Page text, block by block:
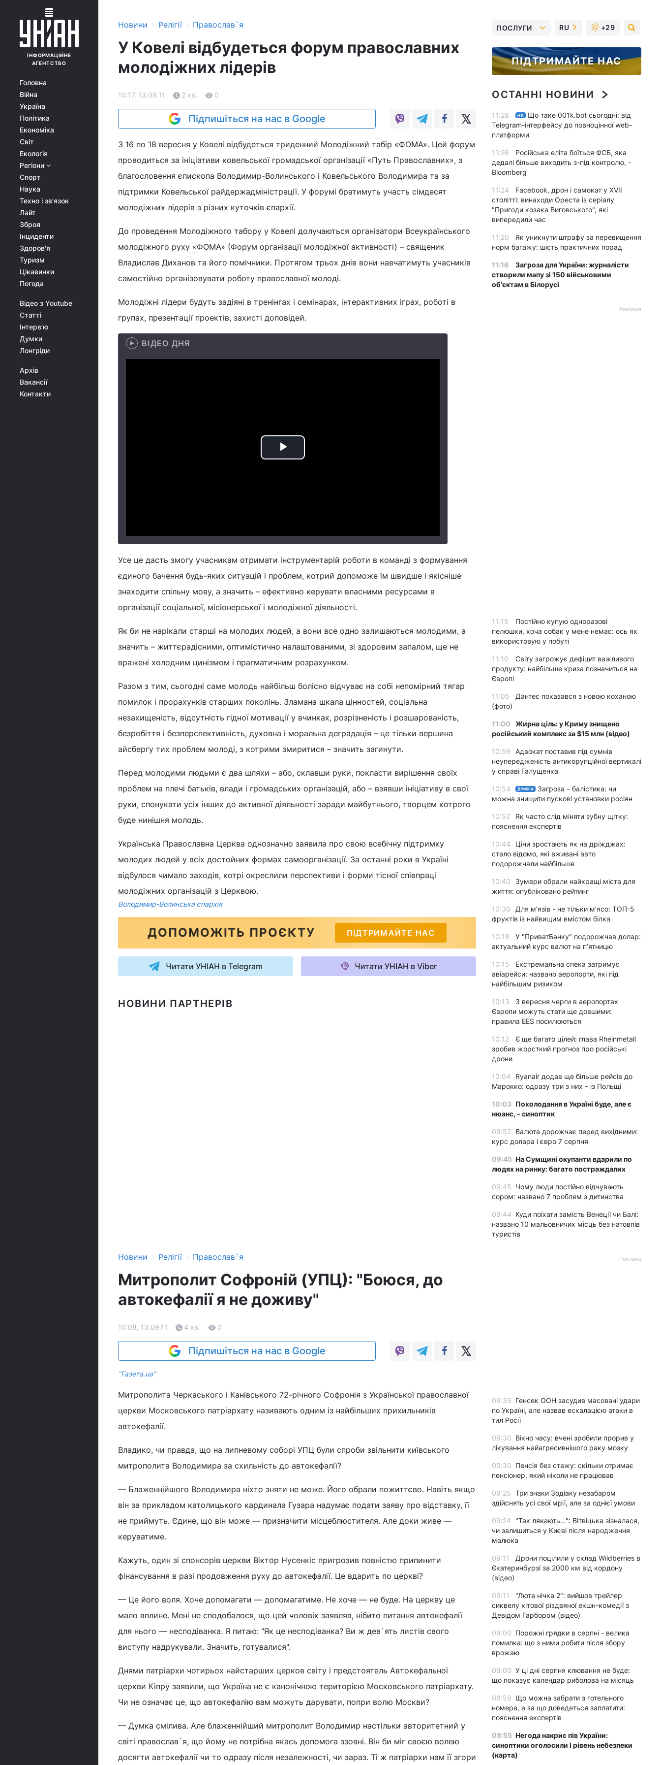
ІНФОРМАЦІЙНЕ
АГЕНТСТВО
Головна
Війна
Україна
Політика
Економіка
Світ
Екологія
Регіони
Спорт
Наука
Техно і зв'язок
Лайт
Зброя
Інциденти
Здоров'я
Туризм
Цікавинки
Погода
Відео з Youtube
Статті
Інтерв'ю
Думки
Лонгріди
Архів
Вакансії
Контакти
Новини › Релігії › Православ`я
У Ковелі відбудеться форум православних
молодіжних лідерів
10:17, 13.09.11 2 хв. 0
Підпишіться на нас в Google
З 16 по 18 вересня у Ковелі відбудеться триденний Молодіжний табір «ФОМА». Цей форум
проводиться за ініціативи ковельської громадської організації «Путь Православних», з
благословення єпископа Володимир-Волинського і Ковельського Володимира та за
підтримки Ковельської райдержадміністрації. У форумі братимуть участь сімдесят
молодіжних лідерів з різних куточків єпархії.
До проведення Молодіжного табору у Ковелі долучаються організатори Всеукраїнського
молодіжного руху «ФОМА» (Форум організації молодіжної активності) – священик
Владислав Диханов та його помічники. Протягом трьох днів вони навчатимуть учасників
самостійно організовувати роботу православної молоді.
Молодіжні лідери будуть задіяні в тренінгах і семінарах, інтерактивних іграх, роботі в
групах, презентації проектів, захисті доповідей.
ВІДЕО ДНЯ
Play
Усе це дасть змогу учасникам отримати інструментарій роботи в команді з формування
єдиного бачення будь-яких ситуацій і проблем, котрий допоможе їм швидше і якісніше
знаходити спільну мову, а значить – ефективно керувати власними ресурсами в
організації соціальної, місіонерської і молодіжної діяльності.
Як би не нарікали старші на молодих людей, а вони все одно залишаються молодими, а
значить – життєрадісними, оптимістично налаштованими, зі здоровим запалом, ще не
вражені холодним цинізмом і прагматичним розрахунком.
Разом з тим, сьогодні саме молодь найбільш болісно відчуває на собі непомірний тягар
помилок і прорахунків старших поколінь. Зламана шкала цінностей, соціальна
незахищеність, відсутність гідної мотивації у вчинках, розрізненість і розшарованість,
безробіття і безперспективність, духовна і моральна деградація – це тільки вершина
айсбергу тих проблем молоді, з котрими змиритися – значить загинути.
Перед молодими людьми є два шляхи – або, склавши руки, покласти вирішення своїх
проблем на плечі батьків, влади і громадських організацій, або – взявши ініціативу в свої
руки, спонукати усіх інших до активної діяльності заради майбутнього, творцем котрого
буде нинішня молодь.
Українська Православна Церква однозначно заявила про свою всебічну підтримку
молодих людей у всіх достойних формах самоорганізації. За останні роки в Україні
відбулося чимало заходів, котрі окреслили перспективи і форми тісної співпраці
молодіжних організацій з Церквою.
Володимир-Волинська єпархія
ДОПОМОЖІТЬ ПРОЄКТУ ПІДТРИМАЙТЕ НАС
Читати УНІАН в Telegram Читати УНІАН в Viber
НОВИНИ ПАРТНЕРІВ
Новини › Релігії › Православ`я
Митрополит Софроній (УПЦ): "Боюся, до
автокефалії я не доживу"
10:08, 13.09.11 4 хв. 0
Підпишіться на нас в Google
"Газета.ua"
Митрополита Черкаського і Канівського 72-річного Софронія з Української православної
церкви Московського патріархату називають одним із найбільших прихильників
автокефалії.
Владико, чи правда, що на липневому соборі УПЦ були спроби звільнити київського
митрополита Володимира за схильність до автокефалії?
— Блаженнійшого Володимира ніхто зняти не може. Його обрали пожиттєво. Навіть якщо
він за прикладом католицького кардинала Гузара надумає подати заяву про відставку, її
не приймуть. Єдине, що він може — призначити місцеблюстителя. Але доки живе —
керуватиме.
Кажуть, один зі спонсорів церкви Віктор Нусенкіс пригрозив повністю припинити
фінансування в разі продовження руху до автокефалії. Це вдарить по церкві?
— Це його воля. Хоче допомагати — допомагатиме. Не хоче — не буде. На церкву це
мало вплине. Мені не сподобалося, що цей чоловік заявляв, нібито питання автокефалії
для нього — несподіванка. Я питаю: "Як це несподіванка? Ви ж дев`ять листів свого
виступу надрукували. Значить, готувалися".
Днями патріархи чотирьох найстарших церков світу і предстоятель Автокефальної
церкви Кіпру заявили, що Україна не є канонічною територією Московського патріархату.
Чи не означає це, що автокефалію вам можуть дарувати, попри волю Москви?
— Думка смілива. Але блаженнійший митрополит Володимир настільки авторитетний у
світі православ`я, що йому не потрібна якась допомога ззовні. Він би міг своєю волею
досягти автокефалії чи то одразу після незалежності, чи зараз. Ті ж патріархи нам її згори
ПОСЛУГИ RU +29
ПІДТРИМАЙТЕ НАС
ОСТАННІ НОВИНИ
11:28 НК
Що таке 001k.bot сьогодні: від
Telegram-інтерфейсу до повноцінної web-
платформи
11:26
Російська еліта боїться ФСБ, яка
дедалі більше виходить з-під контролю, -
Bloomberg
11:24
Facebook, дрон і самокат у XVII
столітті: винаходи Ореста із серіалу
"Пригоди козака Виговського", які
випередили час
11:20
Як уникнути штрафу за перевищення
норм багажу: шість практичних порад
11:16
Загроза для України: журналісти
створили мапу зі 150 військовими
обʼєктам в Білорусі
Реклама
11:15
Постійно купую одноразові
пелюшки, хоча собак у мене немає: ось як
використовую у побуті
11:10
Світу загрожує дефіцит важливого
продукту: найбільше криза позначиться на
Європі
11:05
Дантес показався з новою коханою
(фото)
11:00
Жирна ціль: у Криму знищено
російський комплекс за $15 млн (відео)
10:59
Адвокат поставив під сумнів
неупередженість антикорупційної вертикалі
у справі Галущенка
10:54 ДУМКА
Загроза – балістика: чи
можна знищити пускові установки росіян
10:52
Як часто слід міняти зубну щітку:
пояснення експертів
10:44
Ціни зростають як на дріжджах:
стало відомо, які вживані авто
подорожчали найбільше
10:40
Зумери обрали найкращі міста для
життя: опубліковано рейтинг
10:30
Для м’язів - не тільки м’ясо: ТОП-5
фруктів із найвищим вмістом білка
10:18
У "ПриватБанку" подорожчав долар:
актуальний курс валют на п’ятницю
10:15
Екстремальна спека затримує
авіарейси: названо аеропорти, які під
найбільшим ризиком
10:13
З вересня черги в аеропортах
Європи можуть стати ще довшими:
правила EES посилюються
10:12
Є ще багато цілей: глава Rheinmetall
зробив жорсткий прогноз про російські
дрони
10:04
Ryanair додав ще більше рейсів до
Марокко: одразу три з них – із Польщі
10:03 Похолодання в Україні буде, але є
нюанс, - синоптик
09:52
Валюта дорожчає перед вихідними:
курс долара і євро 7 серпня
09:45 На Сумщині окупанти вдарили по
людях на ринку: багато постраждалих
09:45 Чому люди постійно відчувають
сором: названо 7 проблем з дитинства
09:44 Куди поїхати замість Венеції чи Балі:
названо 10 мальовничих місць без натовпів
туристів
Реклама
09:39 Генсек ООН засудив масовані удари
по Україні, але назвав ескалацією атаки в
тил Росії
09:30 Вікно часу: вчені зробили прорив у
лікування найагресивнішого раку мозку
09:30 Пенсія без стажу: скільки отримає
пенсіонер, який ніколи не працював
09:25 Три знаки Зодіаку незабаром
здійснять усі свої мрії, але за однієї умови
09:24
"Так лякають…": Вітвіцька зізналася,
чи залишиться у Києві після народження
малюка
09:11
Дрони поцілили у склад Wildberries в
Єкатеринбурзі за 2000 км від кордону
(відео)
09:11
"Люта нічка 2": вийшов трейлер
сиквелу хітової різдвяної екшн-комедії з
Девідом Гарбором (відео)
09:00 Порожні грядки в серпні - велика
помилка: що з ними робити після збору
врожаю
09:00 У ці дні серпня клювання не буде:
що показує календар риболова на місяць
08:59 Що можна забрати з готельного
номера, а за що доведеться заплатити:
пояснення експертів
08:55 Негода накриє пів України:
синоптики оголосили І рівень небезпеки
(карта)